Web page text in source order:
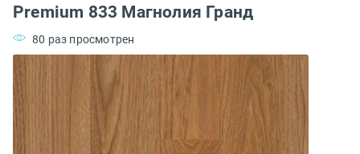
Premium 833 Магнолия Гранд
80 раз просмотрен